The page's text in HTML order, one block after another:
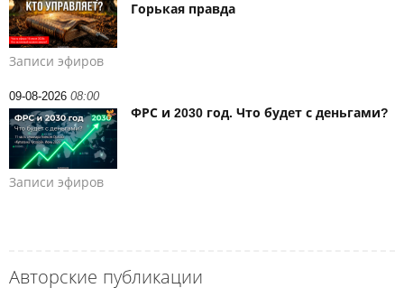
Горькая правда
Записи эфиров
09-08-2026 08:00
ФРС и 2030 год. Что будет с деньгами?
Записи эфиров
Авторские публикации